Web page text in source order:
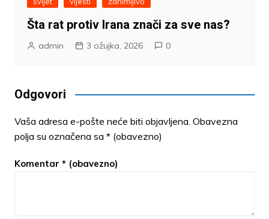
Šta rat protiv Irana znači za sve nas?
admin 3 ožujka, 2026 0
Odgovori
Vaša adresa e-pošte neće biti objavljena. Obavezna
polja su označena sa * (obavezno)
Komentar * (obavezno)